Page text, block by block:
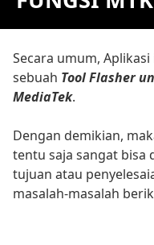
Secara umum,
sebuah Tool Flasher
MediaTek.
Dengan demikian,
tentu saja sangat bisa
tujuan atau
masalah-masalah